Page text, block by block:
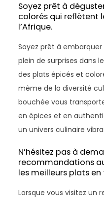
Soyez prêt à
colorés qui reflètent
l’Afrique.
Soyez prêt à
plein de surprises dans
des plats épicés et
même de la diversité
bouchée vous
en épices et en
un univers culinaire
N’hésitez pas à
recommandations
les meilleurs plats
Lorsque vous visitez un